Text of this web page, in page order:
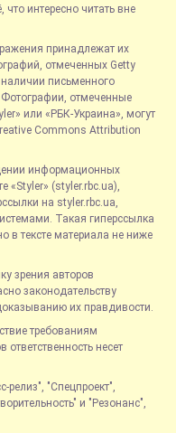
интересно читать вне
принадлежат их
отмеченных Getty
письменного
Фотографии, отмеченные
или «РБК-Украина», могут
Commons Attribution
информационных
«Styler» (styler.rbc.ua),
на styler.rbc.ua,
Такая гиперссылка
в тексте материала не ниже
зрения авторов
законодательству
их правдивости.
требованиям
несет
"Спецпроект",
и "Резонанс",